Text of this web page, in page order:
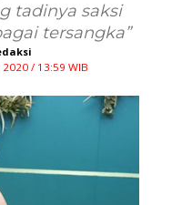
tadinya saksi
tersangka”
/ 13:59 WIB